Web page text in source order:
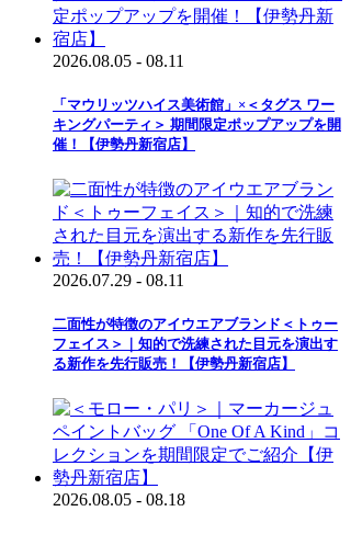
2026.08.05 - 08.11
「マウリッツハイス美術館」×＜タグス ワー
キングパーティ＞ 期間限定ポップアップを開
催！【伊勢丹新宿店】
2026.07.29 - 08.11
二面性が特徴のアイウエアブランド＜トゥー
フェイス＞｜知的で洗練された目元を演出す
る新作を先行販売！【伊勢丹新宿店】
2026.08.05 - 08.18